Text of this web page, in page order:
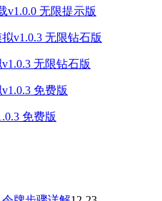
v1.0.0 无限提示版
无限钻石版
免费版